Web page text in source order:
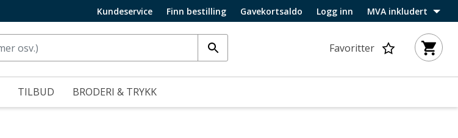
Kundeservice Finn bestilling Gavekortsaldo Logg inn MVA inkludert
Favoritter
TILBUD BRODERI & TRYKK